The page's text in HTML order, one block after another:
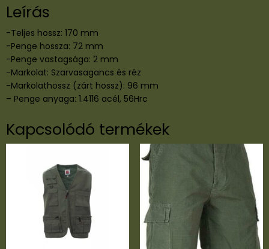
Leírás
-Teljes hossz: 170 mm
-Penge hossza: 72 mm
-Penge vastagsága: 2 mm
-Markolat: Szarvasagancs és réz
-Markolathossz (zárt hossz): 96 mm
– Penge anyaga: 1.4116 acél, 56Hrc
Kapcsolódó termékek